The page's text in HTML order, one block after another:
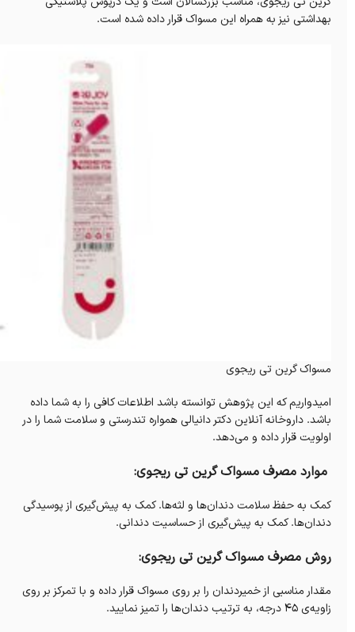
بهداشتی نیز به همراه این مسواک قرار داده شده است.
مسواک گرین تی ریجوی
امیدواریم که این پژوهش توانسته باشد اطلاعات کافی را به شما داده
باشد. داروخانه‌ آنلاین دکتر دانیالی همواره تندرستی و سلامت شما را در
اولویت قرار داده و می‌دهد.
موارد مصرف مسواک گرین تی ریجوی:
کمک به حفظ سلامت دندان‌ها و لثه‌ها. کمک به پیش‌گیری از پوسیدگی
دندان‌ها. کمک به پیش‌گیری از حساسیت‌ دندانی.
روش مصرف مسواک گرین تی ریجوی:
مقدار مناسبی از خمیردندان را بر روی مسواک قرار داده و با تمرکز بر روی
زاویه‌ی ۴۵ درجه، به ترتیب دندان‌ها را تمیز نمایید.